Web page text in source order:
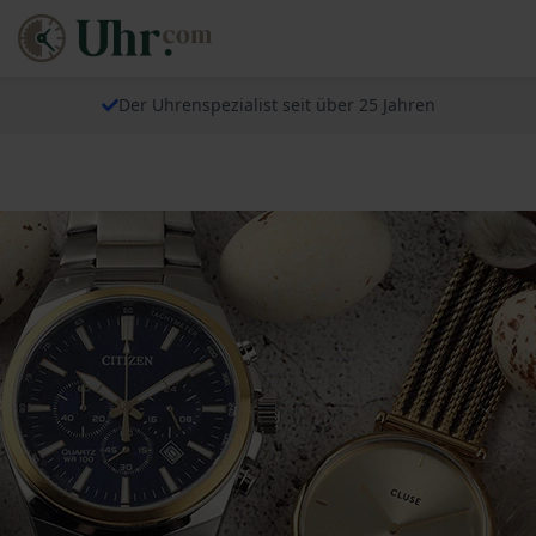
Der Uhrenspezialist seit über 25 Jahren